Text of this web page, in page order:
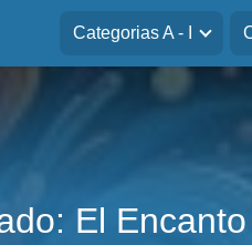
Categorias A - I
El